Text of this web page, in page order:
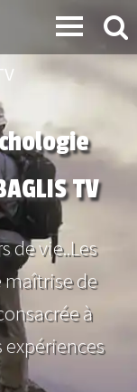
TV
de vie..Les
maîtrise de
à